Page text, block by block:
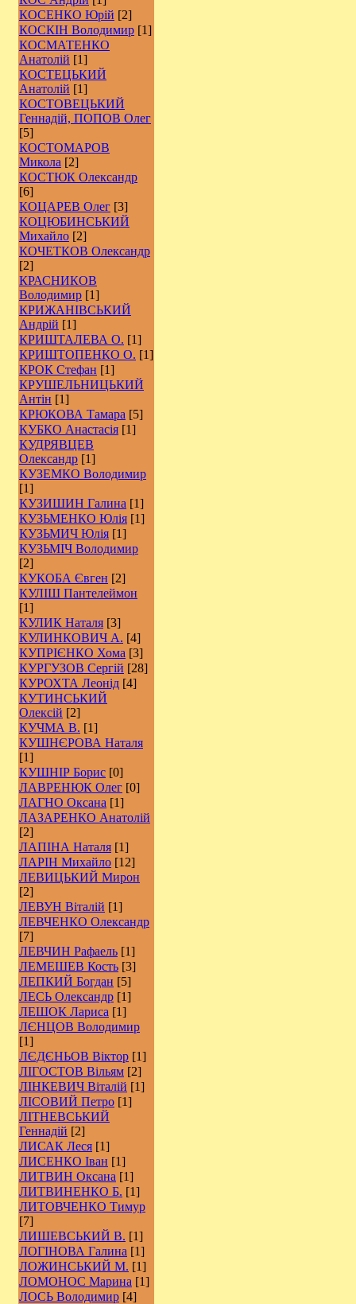
КОСЕНКО Юрій [2]
КОСКІН Володимир [1]
КОСМАТЕНКО
Анатолій [1]
КОСТЕЦЬКИЙ
Анатолій [1]
КОСТОВЕЦЬКИЙ
Геннадій, ПОПОВ Олег
[5]
КОСТОМАРОВ
Микола [2]
КОСТЮК Олександр
[6]
КОЦАРЕВ Олег [3]
КОЦЮБИНСЬКИЙ
Михайло [2]
КОЧЕТКОВ Олександр
[2]
КРАСНИКОВ
Володимир [1]
КРИЖАНІВСЬКИЙ
Андрій [1]
КРИШТАЛЕВА О. [1]
КРИШТОПЕНКО О. [1]
КРОК Стефан [1]
КРУШЕЛЬНИЦЬКИЙ
Антін [1]
КРЮКОВА Тамара [5]
КУБКО Анастасія [1]
КУДРЯВЦЕВ
Олександр [1]
КУЗЕМКО Володимир
[1]
КУЗИШИН Галина [1]
КУЗЬМЕНКО Юлія [1]
КУЗЬМИЧ Юлія [1]
КУЗЬМІЧ Володимир
[2]
КУКОБА Євген [2]
КУЛІШ Пантелеймон
[1]
КУЛИК Наталя [3]
КУЛИНКОВИЧ А. [4]
КУПРІЄНКО Хома [3]
КУРГУЗОВ Сергій [28]
КУРОХТА Леонід [4]
КУТИНСЬКИЙ
Олексій [2]
КУЧМА В. [1]
КУШНЄРОВА Наталя
[1]
КУШНІР Борис [0]
ЛАВРЕНЮК Олег [0]
ЛАГНО Оксана [1]
ЛАЗАРЕНКО Анатолій
[2]
ЛАПІНА Наталя [1]
ЛАРІН Михайло [12]
ЛЕВИЦЬКИЙ Мирон
[2]
ЛЕВУН Віталій [1]
ЛЕВЧЕНКО Олександр
[7]
ЛЕВЧИН Рафаель [1]
ЛЕМЕШЕВ Кость [3]
ЛЕПКИЙ Богдан [5]
ЛЕСЬ Олександр [1]
ЛЕШОК Лариса [1]
ЛЄНЦОВ Володимир
[1]
ЛЄДЄНЬОВ Віктор [1]
ЛІГОСТОВ Вільям [2]
ЛІНКЕВИЧ Віталій [1]
ЛІСОВИЙ Петро [1]
ЛІТНЕВСЬКИЙ
Геннадій [2]
ЛИСАК Леся [1]
ЛИСЕНКО Іван [1]
ЛИТВИН Оксана [1]
ЛИТВИНЕНКО Б. [1]
ЛИТОВЧЕНКО Тимур
[7]
ЛИШЕВСЬКИЙ В. [1]
ЛОГІНОВА Галина [1]
ЛОЖИНСЬКИЙ М. [1]
ЛОМОНОС Марина [1]
ЛОСЬ Володимир [4]